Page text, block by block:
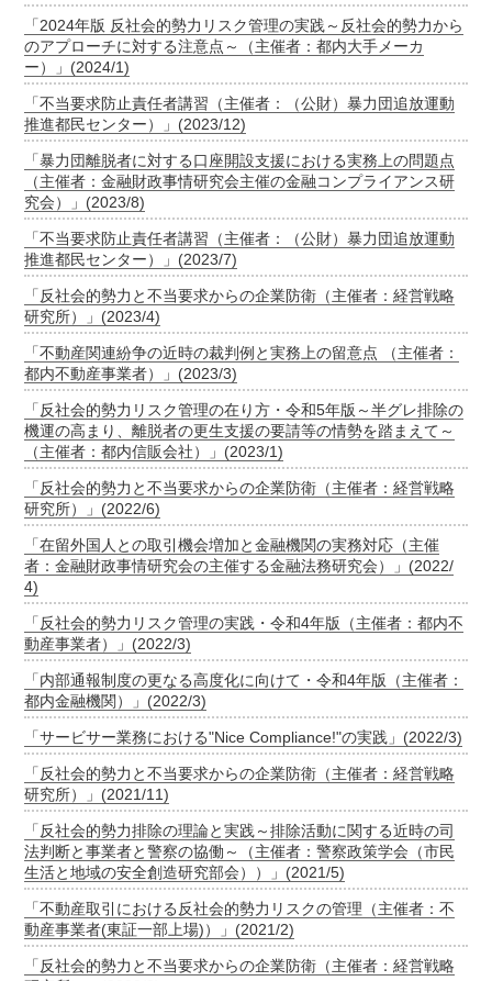
「2024年版 反社会的勢力リスク管理の実践～反社会的勢力から
のアプローチに対する注意点～（主催者：都内大手メーカ
ー）」(2024/1)
「不当要求防止責任者講習（主催者：（公財）暴力団追放運動
推進都民センター）」(2023/12)
「暴力団離脱者に対する口座開設支援における実務上の問題点
（主催者：金融財政事情研究会主催の金融コンプライアンス研
究会）」(2023/8)
「不当要求防止責任者講習（主催者：（公財）暴力団追放運動
推進都民センター）」(2023/7)
「反社会的勢力と不当要求からの企業防衛（主催者：経営戦略
研究所）」(2023/4)
「不動産関連紛争の近時の裁判例と実務上の留意点 （主催者：
都内不動産事業者）」(2023/3)
「反社会的勢力リスク管理の在り方・令和5年版～半グレ排除の
機運の高まり、離脱者の更生支援の要請等の情勢を踏まえて～
（主催者：都内信販会社）」(2023/1)
「反社会的勢力と不当要求からの企業防衛（主催者：経営戦略
研究所）」(2022/6)
「在留外国人との取引機会増加と金融機関の実務対応（主催
者：金融財政事情研究会の主催する金融法務研究会）」(2022/
4)
「反社会的勢力リスク管理の実践・令和4年版（主催者：都内不
動産事業者）」(2022/3)
「内部通報制度の更なる高度化に向けて・令和4年版（主催者：
都内金融機関）」(2022/3)
「サービサー業務における"Nice Compliance!"の実践」(2022/3)
「反社会的勢力と不当要求からの企業防衛（主催者：経営戦略
研究所）」(2021/11)
「反社会的勢力排除の理論と実践～排除活動に関する近時の司
法判断と事業者と警察の協働～（主催者：警察政策学会（市民
生活と地域の安全創造研究部会））」(2021/5)
「不動産取引における反社会的勢力リスクの管理（主催者：不
動産事業者(東証一部上場)）」(2021/2)
「反社会的勢力と不当要求からの企業防衛（主催者：経営戦略